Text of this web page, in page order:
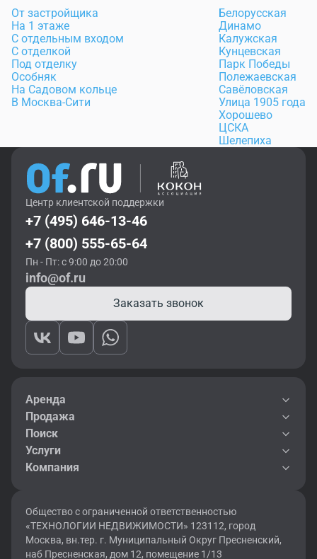
От застройщика
На 1 этаже
С отдельным входом
С отделкой
Под отделку
Особняк
На Садовом кольце
В Москва-Сити
Белорусская
Динамо
Калужская
Кунцевская
Парк Победы
Полежаевская
Савёловская
Улица 1905 года
Хорошево
ЦСКА
Шелепиха
Центр клиентской поддержки
+7 (495) 646-13-46
+7 (800) 555-65-64
Пн - Пт: с 9:00 до 20:00
info@of.ru
Заказать звонок
Аренда
Продажа
Поиск
Услуги
Компания
Общество с ограниченной ответственностью
«ТЕХНОЛОГИИ НЕДВИЖИМОСТИ» 123112, город
Москва, вн.тер. г. Муниципальный Округ Пресненский,
наб Пресненская, дом 12, помещение 1/13